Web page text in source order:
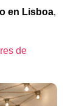
en Lisboa,
de